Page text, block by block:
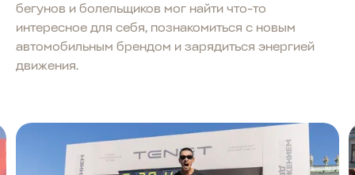
бегунов и болельщиков мог найти что-то
интересное для себя, познакомиться с новым
автомобильным брендом и зарядиться энергией
движения.